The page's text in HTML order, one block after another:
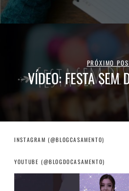
PRÓXIMO
VÍDEO: FESTA SEM
INSTAGRAM (@BLOGCASAMENTO)
YOUTUBE (@BLOGDOCASAMENTO)